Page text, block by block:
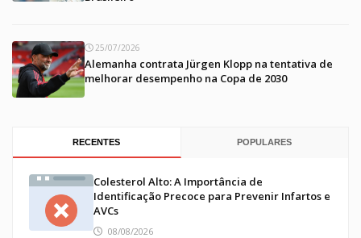
25/07/2026
Alemanha contrata Jürgen Klopp na tentativa de
melhorar desempenho na Copa de 2030
RECENTES POPULARES
Colesterol Alto: A Importância de
Identificação Precoce para Prevenir Infartos e
AVCs
08/08/2026